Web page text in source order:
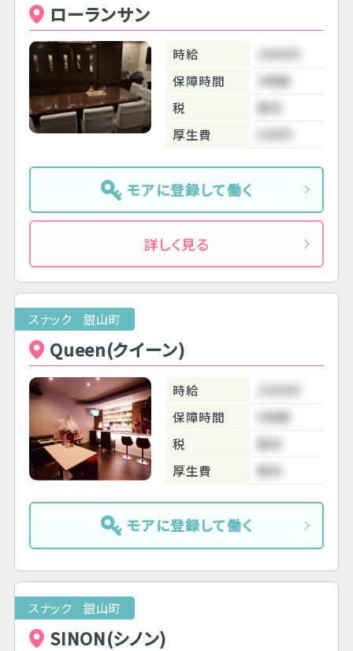
ローランサン
時給
2000円
保障時間
3時間
税
無料
厚生費
500円
モアに登録して働く
詳しく見る
スナック 銀山町
Queen(クイーン)
時給
2500円
保障時間
5時間
税
無料
厚生費
無料
モアに登録して働く
スナック 銀山町
SINON(シノン)